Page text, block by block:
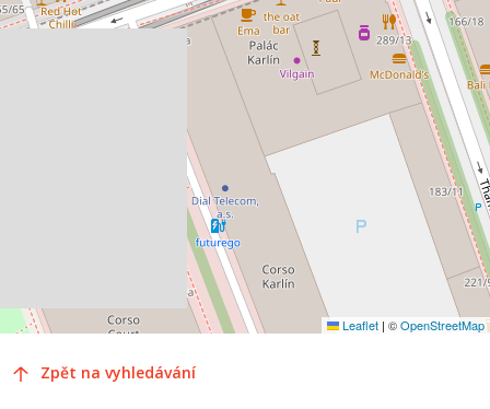
Leaflet | ©OpenStreetMap
Zpět na vyhledávání